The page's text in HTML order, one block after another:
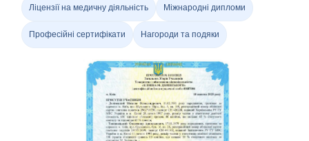
Ліцензії на медичну діяльність Міжнародні дипломи
Професійні сертифікати Нагороди та подяки